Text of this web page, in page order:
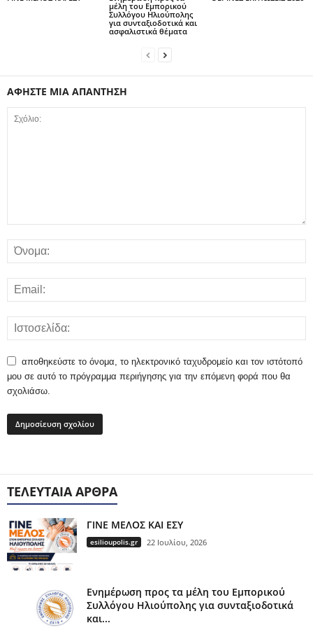
μέλη του Εμπορικού
Συλλόγου Ηλιούπολης
για συνταξιοδοτικά και
ασφαλιστικά θέματα
ΑΦΗΣΤΕ ΜΙΑ ΑΠΑΝΤΗΣΗ
αποθηκεύστε το όνομα, το ηλεκτρονικό ταχυδρομείο και τον ιστότοπό
μου σε αυτό το πρόγραμμα περιήγησης για την επόμενη φορά που θα
σχολιάσω.
ΤΕΛΕΥΤΑΊΑ ΆΡΘΡΑ
ΓΙΝΕ ΜΕΛΟΣ ΚΑΙ ΕΣΥ
esilioupolis.gr 22 Ιουλίου, 2026
Ενημέρωση προς τα μέλη του Εμπορικού
Συλλόγου Ηλιούπολης για συνταξιοδοτικά
και...